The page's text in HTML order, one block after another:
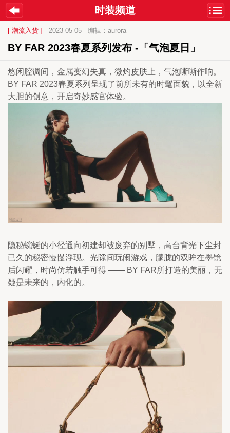
时装频道
[ 潮流入货 ] 2023-05-05 编辑：aurora
BY FAR 2023春夏系列发布 -「气泡夏日」
悠闲腔调间，金属变幻失真，微灼皮肤上，气泡嘶嘶作响。
BY FAR 2023春夏系列呈现了前所未有的时髦面貌，以全新
大胆的创意，开启奇妙感官体验。
隐秘蜿蜒的小径通向初建却被废弃的别墅，高台背光下尘封
已久的秘密慢慢浮现。光隙间玩闹游戏，朦胧的双眸在墨镜
后闪耀，时尚仿若触手可得 —— BY FAR所打造的美丽，无
疑是未来的，内化的。